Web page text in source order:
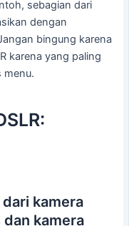
sebagian dari
dengan
bingung karena
karena yang paling
menu.
kamera
kamera